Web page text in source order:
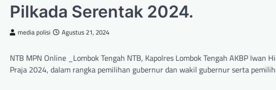
Pilkada Serentak 2024.
media polisi Agustus 21, 2024
NTB MPN Online _Lombok Tengah NTB, Kapolres Lombok Tengah AKBP
Praja 2024, dalam rangka pemilihan gubernur dan wakil gubernur serta